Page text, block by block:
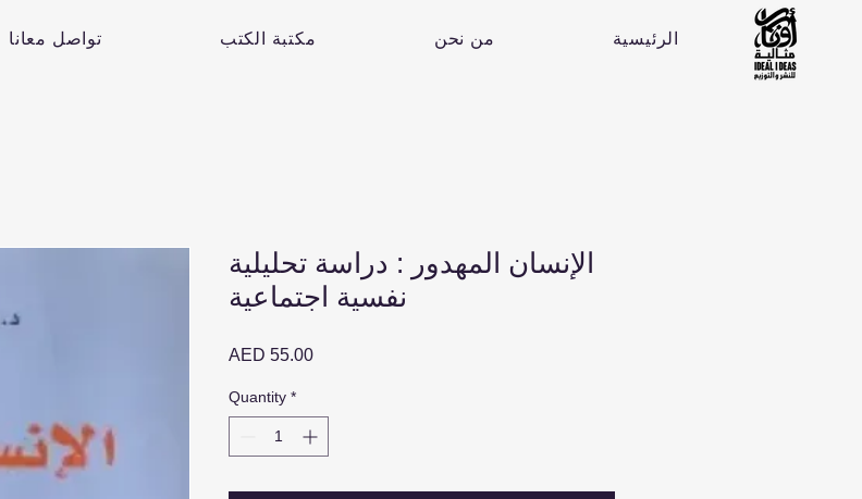
تواصل معانا مكتبة الكتب من نحن الرئيسية
الإنسان المهدور : دراسة تحليلية
نفسية اجتماعية
AED 55.00Price
Quantity *